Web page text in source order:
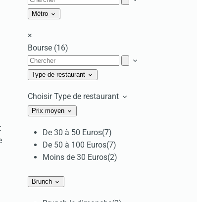
Métro
×
Bourse (16)
Type de restaurant
Choisir Type de restaurant
Prix moyen
De 30 à 50 Euros(7)
De 50 à 100 Euros(7)
Moins de 30 Euros(2)
Brunch